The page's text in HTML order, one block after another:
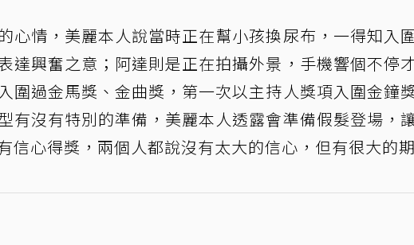
心情，美麗本人說當時正在幫小孩換尿布，一得知入
達興奮之意；阿達則是正在拍攝外景，手機響個不停
圍過金馬獎、金曲獎，第一次以主持人獎項入圍金鐘
有沒有特別的準備，美麗本人透露會準備假髮登場，
信心得獎，兩個人都說沒有太大的信心，但有很大的